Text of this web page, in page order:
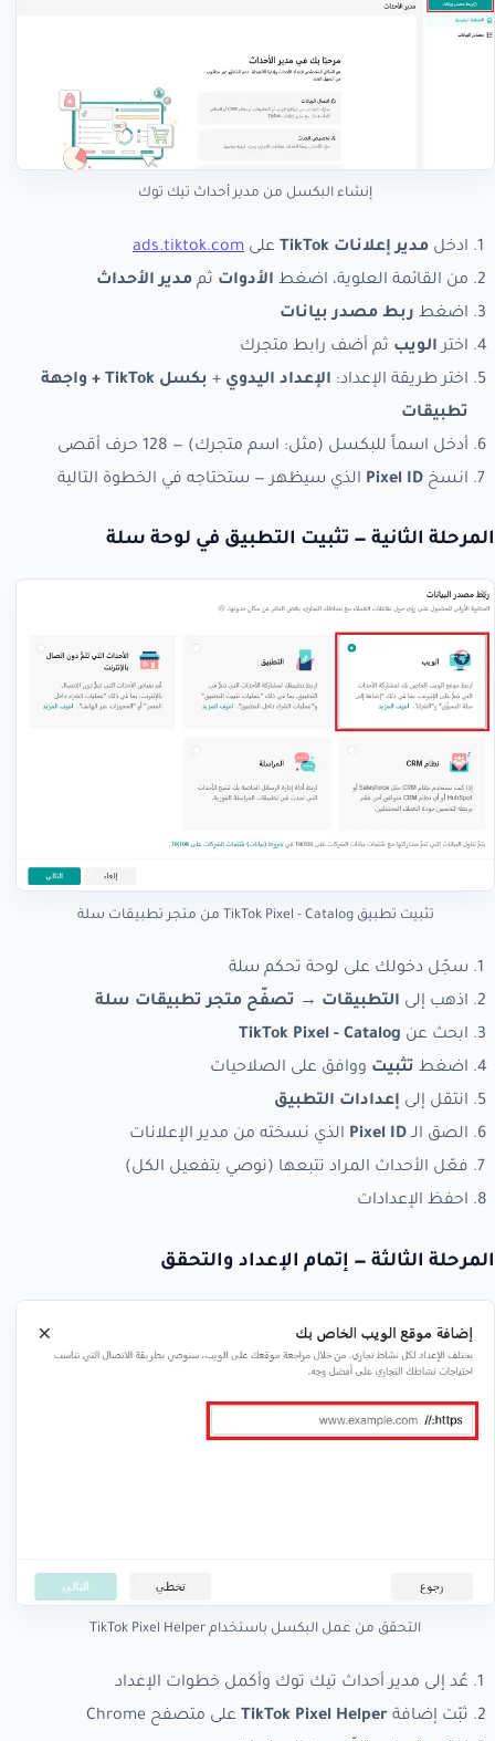
إنشاء البكسل من مدير أحداث تيك توك
ادخل مدير إعلانات TikTok على ads.tiktok.com
من القائمة العلوية، اضغط الأدوات ثم مدير الأحداث
اضغط ربط مصدر بيانات
اختر الويب ثم أضف رابط متجرك
اختر طريقة الإعداد: الإعداد اليدوي +
بكسل TikTok + واجهة
تطبيقات
أدخل اسماً للبكسل (مثل: اسم متجرك) — 128 حرف أقصى
انسخ Pixel ID الذي سيظهر — ستحتاجه في الخطوة التالية
المرحلة الثانية — تثبيت التطبيق في لوحة سلة
تثبيت تطبيق TikTok Pixel - Catalog من متجر تطبيقات سلة
سجّل دخولك على لوحة تحكم سلة
اذهب إلى التطبيقات → تصفّح متجر تطبيقات سلة
ابحث عن TikTok Pixel - Catalog
اضغط تثبيت ووافق على الصلاحيات
انتقل إلى إعدادات التطبيق
الصق الـPixel ID الذي نسخته من مدير الإعلانات
فعّل الأحداث المراد تتبعها (نوصي بتفعيل الكل)
احفظ الإعدادات
المرحلة الثالثة — إتمام الإعداد والتحقق
التحقق من عمل البكسل باستخدام TikTok Pixel Helper
عُد إلى مدير أحداث تيك توك وأكمل خطوات الإعداد
ثبّت إضافة TikTok Pixel Helper على متصفح Chrome